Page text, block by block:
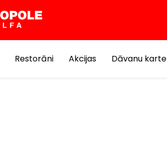
Restorāni Akcijas Dāvanu karte